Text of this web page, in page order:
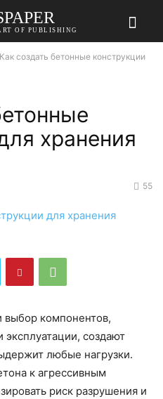
OF PUBLISHING
Как создать бетонные конструкции
хранения
55
выбор компонентов,
создают
любые нагрузки.
к агрессивным
риск разрушения и